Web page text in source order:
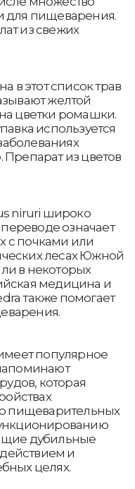
для пищеварения.
из свежих
в этот список трав
желтой
цветки ромашки.
используется
из цветов
niruri широко
означает
с почками или
лесах Южной
в некоторых
медицина и
также помогает
популярное
которая
пищеварительных
дубильные
и
целях.